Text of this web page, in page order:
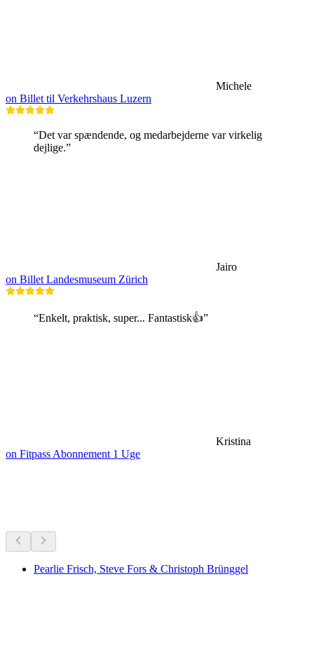
Michele
on Billet til Verkehrshaus Luzern
“Det var spændende, og medarbejderne var virkelig
dejlige.”
Jairo
on Billet Landesmuseum Zürich
“Enkelt, praktisk, super... Fantastisk👍”
Kristina
on Fitpass Abonnement 1 Uge
Pearlie Frisch, Steve Fors & Christoph Brünggel